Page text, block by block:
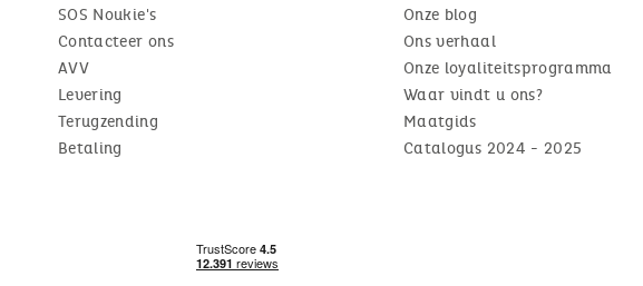
SOS Noukie's
Contacteer ons
AVV
Levering
Terugzending
Betaling
Onze blog
Ons verhaal
Onze loyaliteitsprogramma
Waar vindt u ons?
Maatgids
Catalogus 2024 - 2025